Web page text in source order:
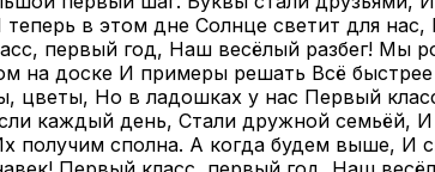
в этом дне Солнце светит для
первый год, Наш весёлый разбег! Мы
на доске И примеры решать Всё
цветы, Но в ладошках у нас Первый
каждый день, Стали дружной семьёй,
получим сполна. А когда будем выше,